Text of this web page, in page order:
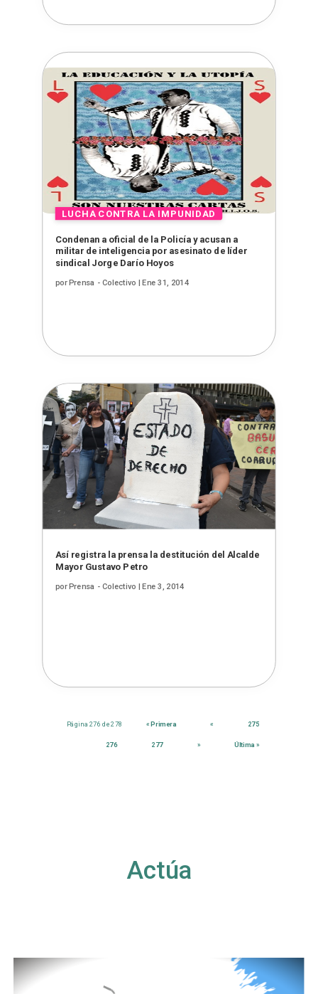
Condenan a oficial de la Policía y acusan a
militar de inteligencia por asesinato de líder
sindical Jorge Darío Hoyos
porPrensa - Colectivo | Ene 31, 2014
Así registra la prensa la destitución del Alcalde
Mayor Gustavo Petro
porPrensa - Colectivo | Ene 3, 2014
Página 276 de 278 « Primera « 275
276 277 » Última »
Actúa